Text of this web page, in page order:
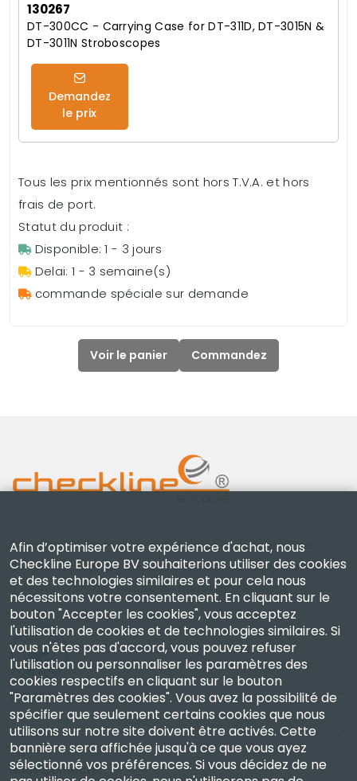
130267
DT-300CC - Carrying Case for DT-311D, DT-3015N &
DT-3011N Stroboscopes
Demandez
le prix
Tous les prix mentionnés sont hors T.V.A. et hors
frais de port.
Statut du produit :
Disponible: 1 - 3 jours
Delai: 1 - 3 semaine(s)
commande spéciale sur demande
Voir le panier Commandez
Checkline Europe B.V. — spécialistes de la fourniture,
de l'étalonnage, de la certification et de la réparation
d'instruments de mesure de haute précision.
Entreprise
Compte
Nous Contacter
Afin d’optimiser votre expérience d'achat, nous
Checkline Europe BV souhaiterions utiliser des cookies
et des technologies similaires et pour cela nous
nécessitons votre consentement. En cliquant sur le
bouton "Accepter les cookies", vous acceptez
l'utilisation de cookies et de technologies similaires. Si
vous n'êtes pas d'accord, vous pouvez refuser
l'utilisation ou personnaliser les paramètres des
cookies respectifs en cliquant sur le bouton
"Paramètres des cookies". Vous avez la possibilité de
spécifier que seulement certains cookies que nous
utilisons sur notre site doivent être activés. Cette
bannière sera affichée jusqu'à ce que vous ayez
sélectionné vos préférences. Si vous décidez de ne